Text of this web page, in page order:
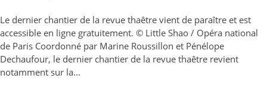
Le dernier chantier de la revue thaêtre vient de paraître et est
accessible en ligne gratuitement. © Little Shao / Opéra national
de Paris Coordonné par Marine Roussillon et Pénélope
Dechaufour, le dernier chantier de la revue thaêtre revient
notamment sur la...